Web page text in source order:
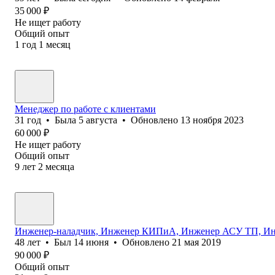
35 000 ₽
Не ищет работу
Общий опыт
1 год 1 месяц
Менеджер по работе с клиентами
31 год • Была 5 августа • Обновлено 13 ноября 2023
60 000 ₽
Не ищет работу
Общий опыт
9 лет 2 месяца
Инженер-наладчик, Инженер КИПиА, Инженер АСУ ТП,
48 лет • Был 14 июня • Обновлено 21 мая 2019
90 000 ₽
Общий опыт